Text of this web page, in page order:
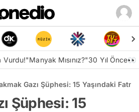
Vurdu!"Manyak Mısınız?"30 Yıl Önce👀
Gazı Şüphesi: 15 Yaşındaki
Şüphesi: 15